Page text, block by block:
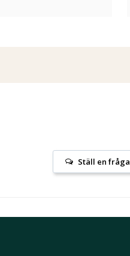
Ställ en fråga